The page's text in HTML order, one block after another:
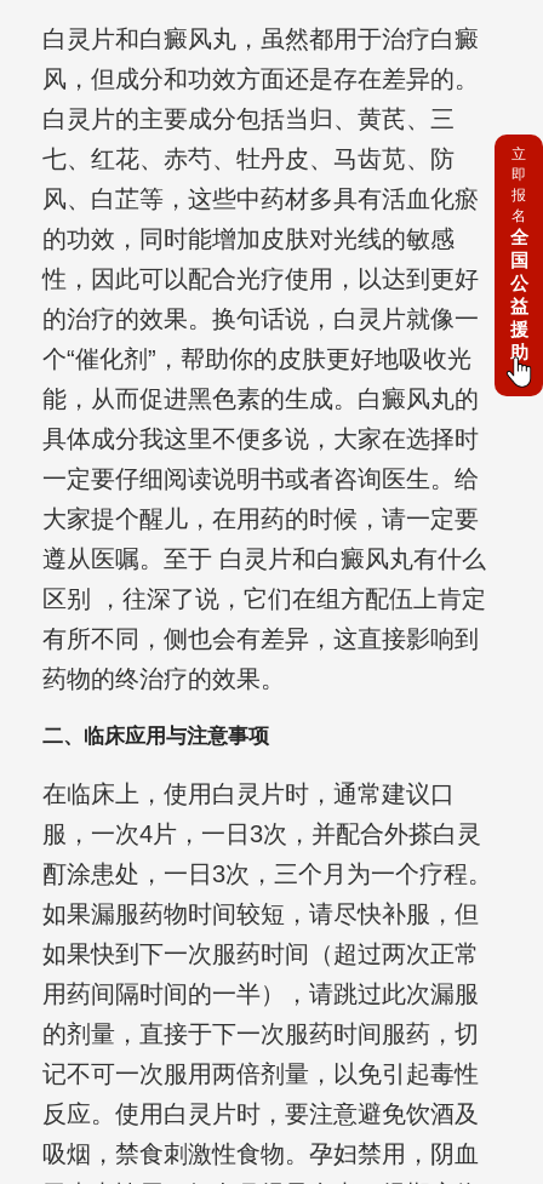
白灵片和白癜风丸，虽然都用于治疗白癜
风，但成分和功效方面还是存在差异的。
白灵片的主要成分包括当归、黄芪、三
七、红花、赤芍、牡丹皮、马齿苋、防
风、白芷等，这些中药材多具有活血化瘀
的功效，同时能增加皮肤对光线的敏感
性，因此可以配合光疗使用，以达到更好
的治疗的效果。换句话说，白灵片就像一
个“催化剂”，帮助你的皮肤更好地吸收光
能，从而促进黑色素的生成。白癜风丸的
具体成分我这里不便多说，大家在选择时
一定要仔细阅读说明书或者咨询医生。给
大家提个醒儿，在用药的时候，请一定要
遵从医嘱。至于 白灵片和白癜风丸有什么
区别 ，往深了说，它们在组方配伍上肯定
有所不同，侧也会有差异，这直接影响到
药物的终治疗的效果。
二、临床应用与注意事项
在临床上，使用白灵片时，通常建议口
服，一次4片，一日3次，并配合外搽白灵
酊涂患处，一日3次，三个月为一个疗程。
如果漏服药物时间较短，请尽快补服，但
如果快到下一次服药时间（超过两次正常
用药间隔时间的一半），请跳过此次漏服
的剂量，直接于下一次服药时间服药，切
记不可一次服用两倍剂量，以免引起毒性
反应。使用白灵片时，要注意避免饮酒及
吸烟，禁食刺激性食物。孕妇禁用，阴血
立
即
报
名
全
国
公
益
援
助